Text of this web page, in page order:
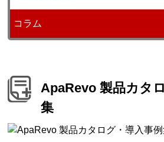
コラム
ApaRevo 製品カタ
集